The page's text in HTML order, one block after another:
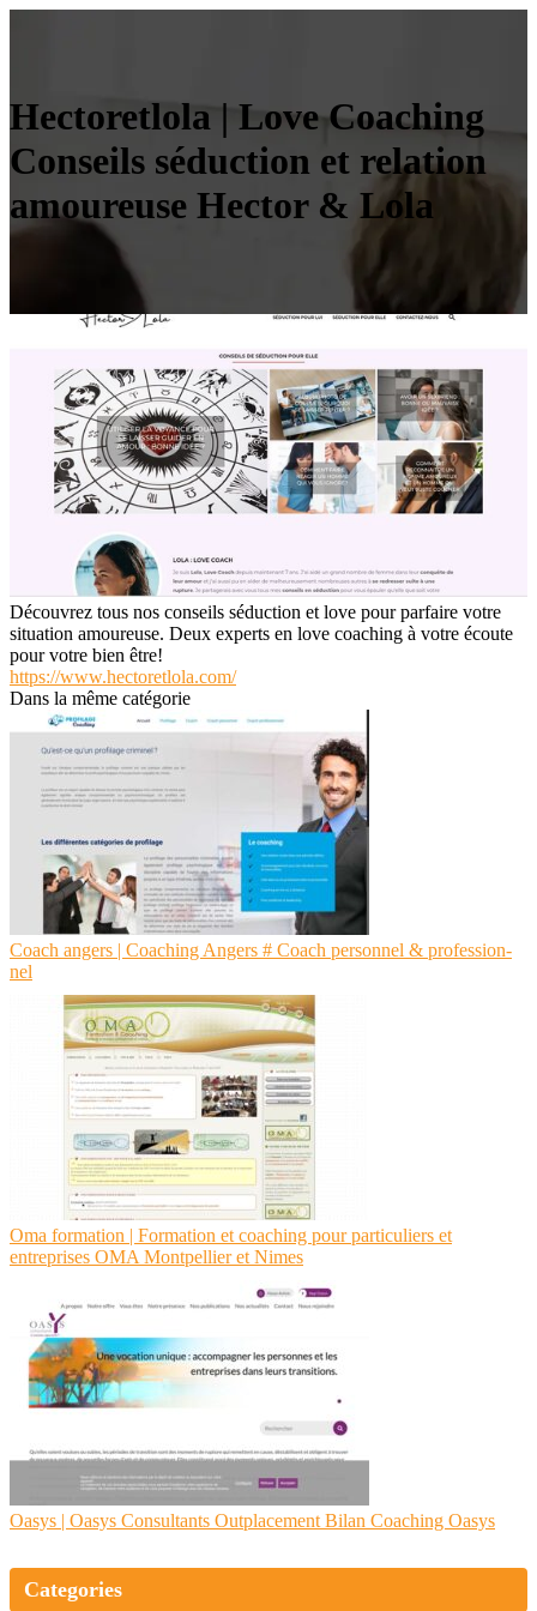
Hectoret­lo­la | Love Coaching
Conseils séduction et relation
amoureuse Hector & Lola
Découvrez tous nos conseils séduction et love pour parfaire votre
situation amoureuse. Deux experts en love coaching à votre écoute
pour votre bien être!
https://www.hectoretlola.com/
Dans la même catégorie
Coach angers | Coaching Angers # Coach personnel & profes­sion­
nel
Oma formation | Formation et coaching pour par­ticu­liers et
entreprises OMA Montpellier et Nimes
Oasys | Oasys Consultants Outplace­ment Bilan Coaching Oasys
Categories